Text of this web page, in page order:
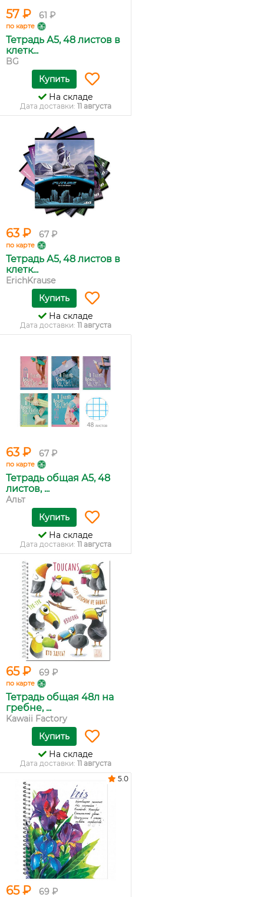
57 ₽ 61 ₽
по карте
Тетрадь А5, 48 листов в
клетк...
BG
Купить
На складе
Дата доставки: 11 августа
63 ₽ 67 ₽
по карте
Тетрадь А5, 48 листов в
клетк...
ErichKrause
Купить
На складе
Дата доставки: 11 августа
63 ₽ 67 ₽
по карте
Тетрадь общая А5, 48
листов, ...
Альт
Купить
На складе
Дата доставки: 11 августа
65 ₽ 69 ₽
по карте
Тетрадь общая 48л на
гребне, ...
Kawaii Factory
Купить
На складе
Дата доставки: 11 августа
65 ₽ 69 ₽
5.0